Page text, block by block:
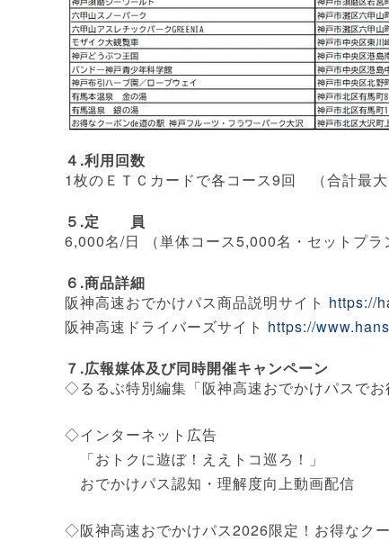
４.利用回数
1枚のＥＴＣカードで各コース9回 （合計最
５.定 員
6,000名/日 （単体コース5,000名・セットプラ
６.商品詳細
阪神高速おでかけパス商品説明サイト https://
阪神高速ドライバーズサイト https://
７.広報媒体及び同時開催キャンペーン
◇るるぶ特別編集「阪神高速おでかけパスでお
◇インターネット広告
「おトクに遊ぼ！ええトコ巡ろ！」
おでかけパス認知・理解度向上動画配信
◇阪神高速おでかけパス2026限定！お得なク